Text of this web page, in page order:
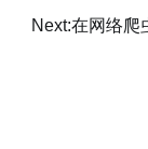
Next:在网络爬